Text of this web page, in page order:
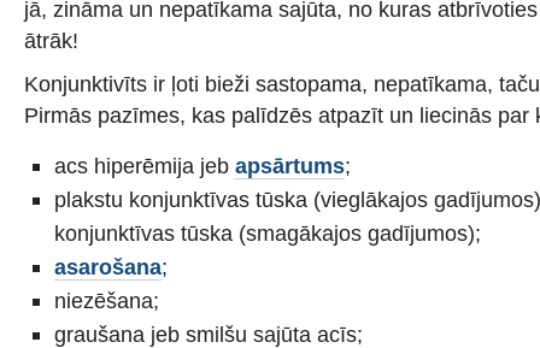
jā, zināma un nepatīkama sajūta, no kuras
ātrāk!
Konjunktivīts ir ļoti bieži sastopama, nepatīkama,
Pirmās pazīmes, kas palīdzēs atpazīt un liecinās par
acs hiperēmija jeb apsārtums;
plakstu konjunktīvas tūska (vieglākajos
konjunktīvas tūska (smagākajos gadījumos);
asarošana;
niezēšana;
graušana jeb smilšu sajūta acīs;